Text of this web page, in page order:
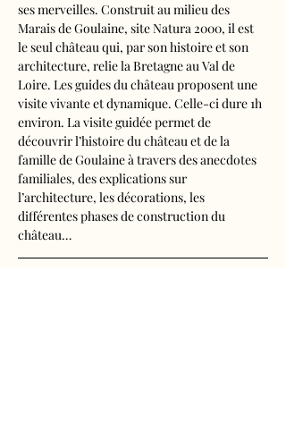
ses merveilles. Construit au milieu des
Marais de Goulaine, site Natura 2000, il est
le seul château qui, par son histoire et son
architecture, relie la Bretagne au Val de
Loire. Les guides du château proposent une
visite vivante et dynamique. Celle-ci dure 1h
environ. La visite guidée permet de
découvrir l’histoire du château et de la
famille de Goulaine à travers des anecdotes
familiales, des explications sur
l’architecture, les décorations, les
différentes phases de construction du
château…